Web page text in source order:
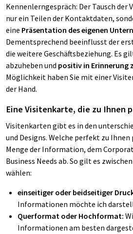
Kennenlerngespräch: Der Tausch
nur ein Teilen der Kontaktdaten,
eine Präsentation des eigenen
Dementsprechend beeinflusst der
die weitere Geschäftsbeziehung. Es
abzuheben und positiv in Erinnerung
Möglichkeit haben Sie mit einer
der Hand.
Eine Visitenkarte, die zu Ihnen
Visitenkarten gibt es in den
und Designs. Welche perfekt zu Ihnen
Menge der Information, dem
Business Needs ab. So gilt es
wählen:
einseitiger oder beidseitiger
Informationen möchte ich
Querformat oder Hochformat:
Informationen am besten